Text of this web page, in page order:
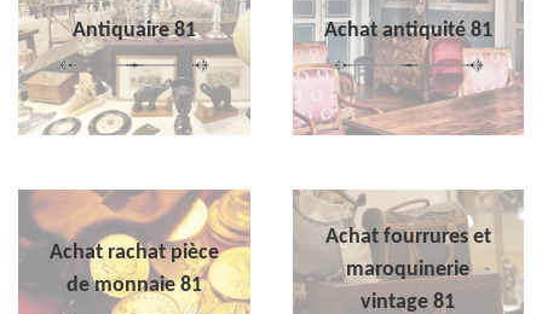
Antiquaire 81 Achat antiquité 81
Achat rachat pièce
de monnaie 81
Achat fourrures et
maroquinerie
vintage 81